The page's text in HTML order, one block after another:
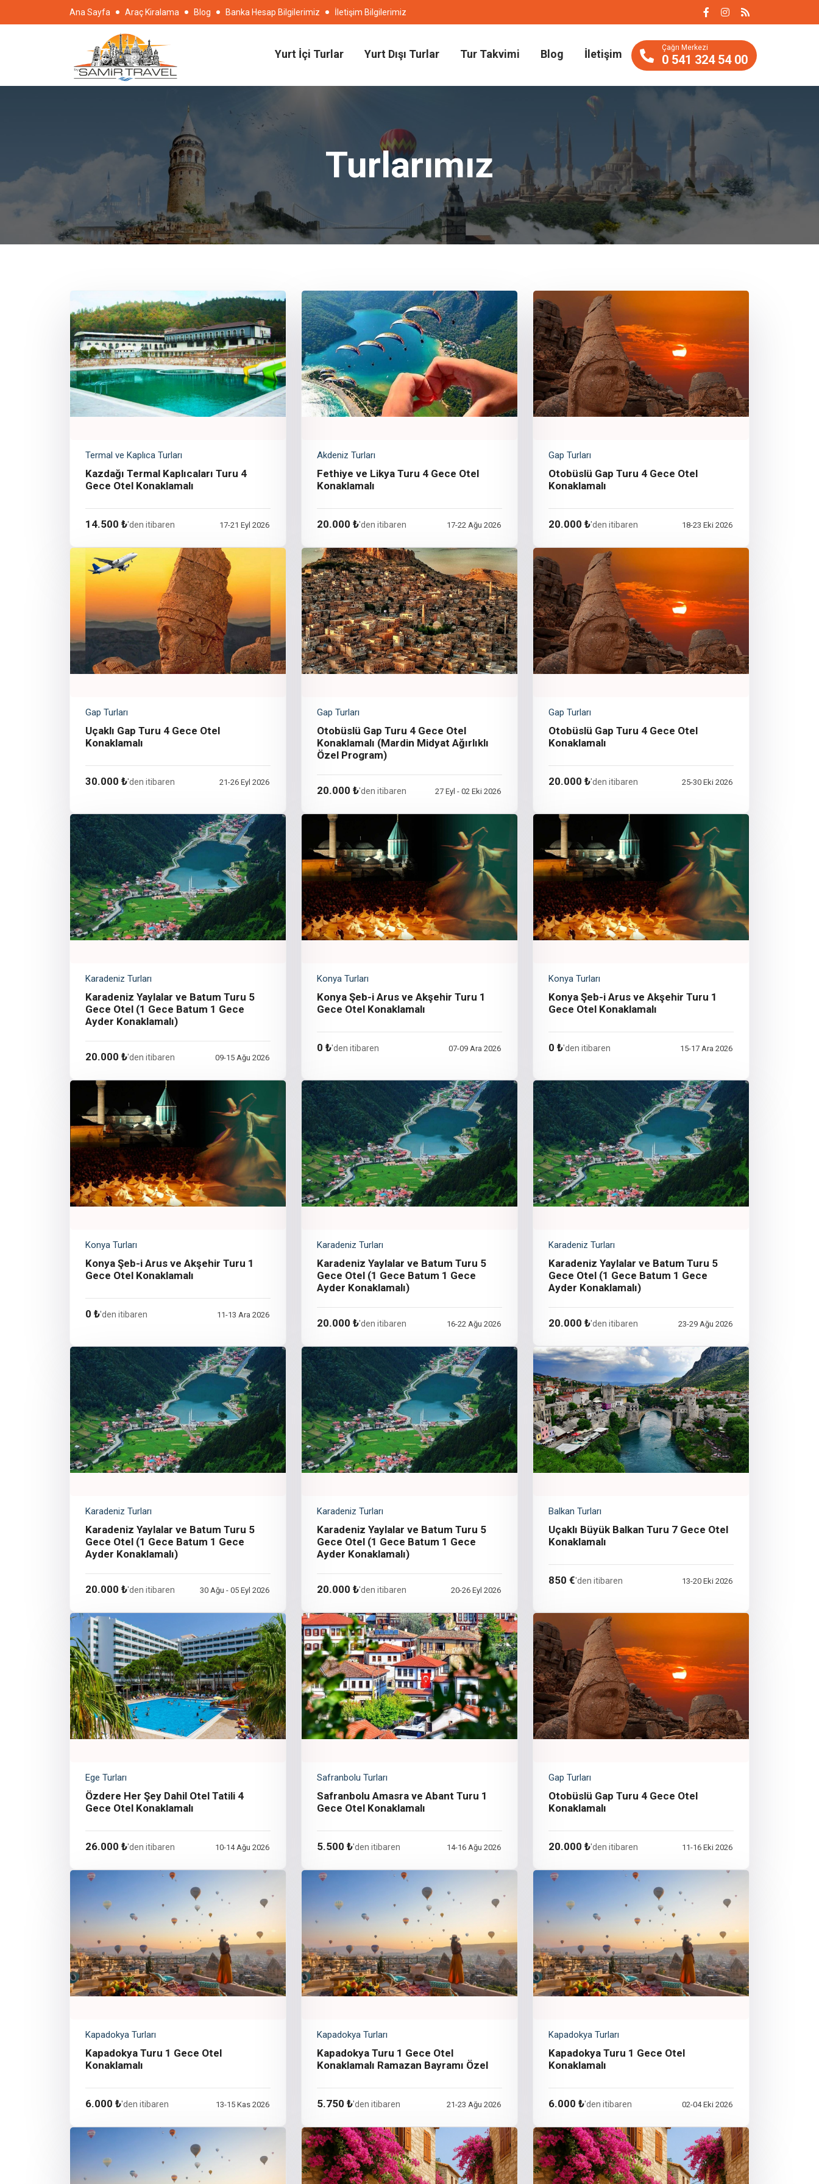
Ana Sayfa Araç Kiralama Blog Banka Hesap Bilgilerimiz İletişim Bilgilerimiz
Yurt İçi Turlar Yurt Dışı Turlar Tur Takvimi Blog İletişim
Çağrı Merkezi
0 541 324 54 00
Turlarımız
Termal ve Kaplıca Turları
Kazdağı Termal Kaplıcaları Turu 4
Gece Otel Konaklamalı
14.500 ₺'den itibaren 17-21 Eyl 2026
Akdeniz Turları
Fethiye ve Likya Turu 4 Gece Otel
Konaklamalı
20.000 ₺'den itibaren 17-22 Ağu 2026
Gap Turları
Otobüslü Gap Turu 4 Gece Otel
Konaklamalı
20.000 ₺'den itibaren 18-23 Eki 2026
Gap Turları
Uçaklı Gap Turu 4 Gece Otel
Konaklamalı
30.000 ₺'den itibaren 21-26 Eyl 2026
Gap Turları
Otobüslü Gap Turu 4 Gece Otel
Konaklamalı (Mardin Midyat Ağırlıklı
Özel Program)
20.000 ₺'den itibaren 27 Eyl - 02 Eki 2026
Gap Turları
Otobüslü Gap Turu 4 Gece Otel
Konaklamalı
20.000 ₺'den itibaren 25-30 Eki 2026
Karadeniz Turları
Karadeniz Yaylalar ve Batum Turu 5
Gece Otel (1 Gece Batum 1 Gece
Ayder Konaklamalı)
20.000 ₺'den itibaren 09-15 Ağu 2026
Konya Turları
Konya Şeb-i Arus ve Akşehir Turu 1
Gece Otel Konaklamalı
0 ₺'den itibaren 07-09 Ara 2026
Konya Turları
Konya Şeb-i Arus ve Akşehir Turu 1
Gece Otel Konaklamalı
0 ₺'den itibaren 15-17 Ara 2026
Konya Turları
Konya Şeb-i Arus ve Akşehir Turu 1
Gece Otel Konaklamalı
0 ₺'den itibaren 11-13 Ara 2026
Karadeniz Turları
Karadeniz Yaylalar ve Batum Turu 5
Gece Otel (1 Gece Batum 1 Gece
Ayder Konaklamalı)
20.000 ₺'den itibaren 16-22 Ağu 2026
Karadeniz Turları
Karadeniz Yaylalar ve Batum Turu 5
Gece Otel (1 Gece Batum 1 Gece
Ayder Konaklamalı)
20.000 ₺'den itibaren 23-29 Ağu 2026
Karadeniz Turları
Karadeniz Yaylalar ve Batum Turu 5
Gece Otel (1 Gece Batum 1 Gece
Ayder Konaklamalı)
20.000 ₺'den itibaren 30 Ağu - 05 Eyl 2026
Karadeniz Turları
Karadeniz Yaylalar ve Batum Turu 5
Gece Otel (1 Gece Batum 1 Gece
Ayder Konaklamalı)
20.000 ₺'den itibaren 20-26 Eyl 2026
Balkan Turları
Uçaklı Büyük Balkan Turu 7 Gece Otel
Konaklamalı
850 €'den itibaren 13-20 Eki 2026
Ege Turları
Özdere Her Şey Dahil Otel Tatili 4
Gece Otel Konaklamalı
26.000 ₺'den itibaren 10-14 Ağu 2026
Safranbolu Turları
Safranbolu Amasra ve Abant Turu 1
Gece Otel Konaklamalı
5.500 ₺'den itibaren 14-16 Ağu 2026
Gap Turları
Otobüslü Gap Turu 4 Gece Otel
Konaklamalı
20.000 ₺'den itibaren 11-16 Eki 2026
Kapadokya Turları
Kapadokya Turu 1 Gece Otel
Konaklamalı
6.000 ₺'den itibaren 13-15 Kas 2026
Kapadokya Turları
Kapadokya Turu 1 Gece Otel
Konaklamalı Ramazan Bayramı Özel
5.750 ₺'den itibaren 21-23 Ağu 2026
Kapadokya Turları
Kapadokya Turu 1 Gece Otel
Konaklamalı
6.000 ₺'den itibaren 02-04 Eki 2026